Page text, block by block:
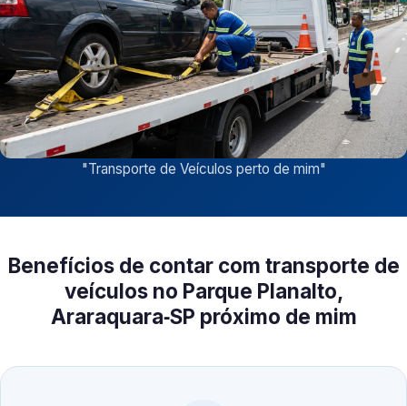
"Transporte de Veículos perto de mim"
Benefícios de contar com transporte de
veículos no Parque Planalto,
Araraquara‑SP próximo de mim